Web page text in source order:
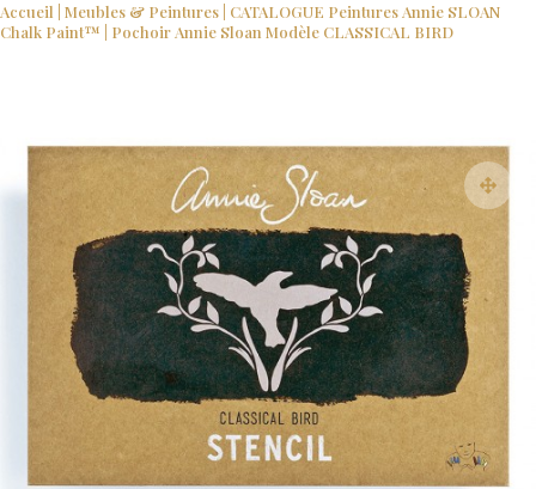
Accueil Meubles & Peintures CATALOGUE Peintures Annie SLOAN
Chalk Paint™ | Pochoir Annie Sloan Modèle CLASSICAL BIRD